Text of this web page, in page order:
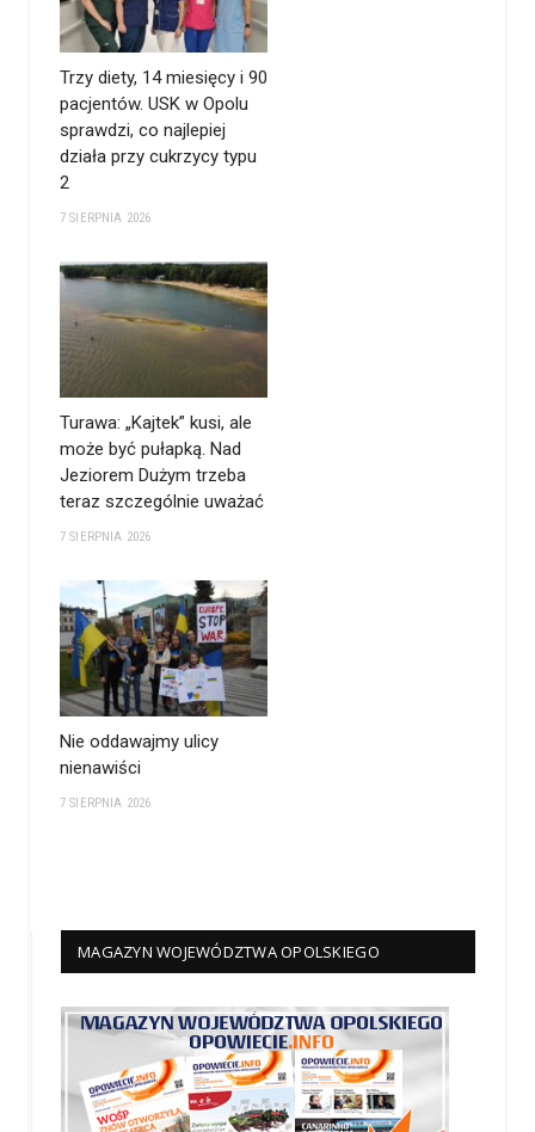
Trzy diety, 14 miesięcy i 90
pacjentów. USK w Opolu
sprawdzi, co najlepiej
działa przy cukrzycy typu
2
7 SIERPNIA 2026
Turawa: „Kajtek” kusi, ale
może być pułapką. Nad
Jeziorem Dużym trzeba
teraz szczególnie uważać
7 SIERPNIA 2026
Nie oddawajmy ulicy
nienawiści
7 SIERPNIA 2026
MAGAZYN WOJEWÓDZTWA OPOLSKIEGO